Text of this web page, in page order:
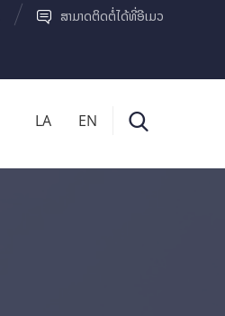
ສາມາດຕິດຕໍ່ໄດ້ທີ່ອີເມວ
LA EN